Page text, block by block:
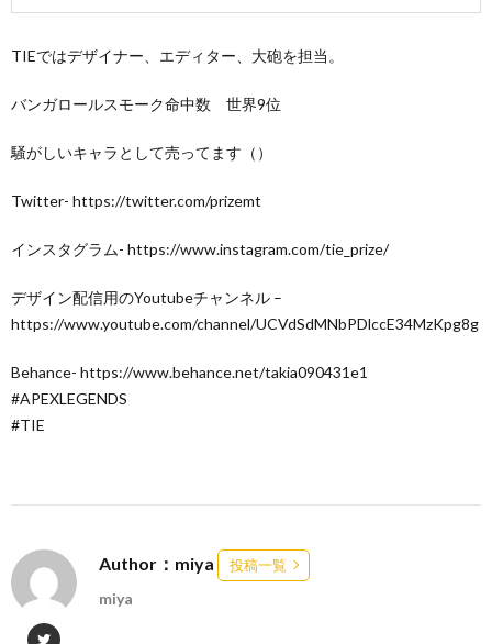
TIEではデザイナー、エディター、大砲を担当。
バンガロールスモーク命中数 世界9位
騒がしいキャラとして売ってます（）
Twitter- https://twitter.com/prizemt
インスタグラム- https://www.instagram.com/tie_prize/
デザイン配信用のYoutubeチャンネル –
https://www.youtube.com/channel/UCVdSdMNbPDlccE34MzKpg8g
Behance- https://www.behance.net/takia090431e1
#APEXLEGENDS
#TIE
Author：miya 投稿一覧
miya